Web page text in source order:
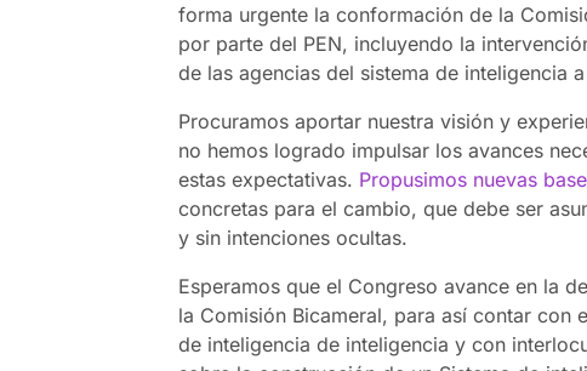
forma urgente la conformación de la
por parte del PEN, incluyendo la
de las agencias del sistema de inteligencia
Procuramos aportar nuestra visión y
no hemos logrado impulsar los avances
estas expectativas. Propusimos nuevas
concretas para el cambio, que debe ser
y sin intenciones ocultas.
Esperamos que el Congreso avance en la
la Comisión Bicameral, para así contar
de inteligencia de inteligencia y con